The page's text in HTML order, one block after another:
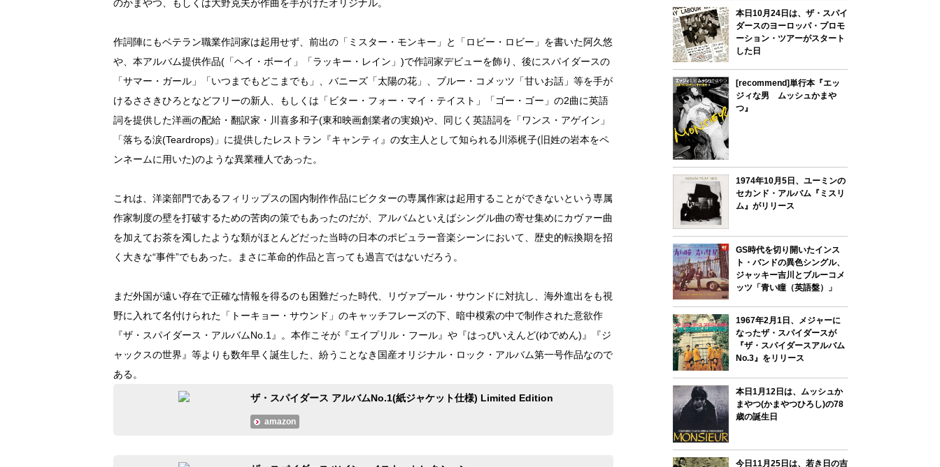
のかまやつ、もしくは大野克夫が作曲を手がけたオリジナル。
作詞陣にもベテラン職業作詞家は起用せず、前出の「ミスター・モンキー」と「ロビー・ロビー」を書いた阿久悠
や、本アルバム提供作品(「ヘイ・ボーイ」「ラッキー・レイン」)で作詞家デビューを飾り、後にスパイダースの
「サマー・ガール」「いつまでもどこまでも」、バニーズ「太陽の花」、ブルー・コメッツ「甘いお話」等を手が
けるささきひろとなどフリーの新人、もしくは「ビター・フォー・マイ・テイスト」「ゴー・ゴー」の2曲に英語
詞を提供した洋画の配給・翻訳家・川喜多和子(東和映画創業者の実娘)や、同じく英語詞を「ワンス・アゲイン」
「落ちる涙(Teardrops)」に提供したレストラン『キャンティ』の女主人として知られる川添梶子(旧姓の岩本をペ
ンネームに用いた)のような異業種人であった。
これは、洋楽部門であるフィリップスの国内制作作品にビクターの専属作家は起用することができないという専属
作家制度の壁を打破するための苦肉の策でもあったのだが、アルバムといえばシングル曲の寄せ集めにカヴァー曲
を加えてお茶を濁したような類がほとんどだった当時の日本のポピュラー音楽シーンにおいて、歴史的転換期を招
く大きな“事件”でもあった。まさに革命的作品と言っても過言ではないだろう。
まだ外国が遠い存在で正確な情報を得るのも困難だった時代、リヴァプール・サウンドに対抗し、海外進出をも視
野に入れて名付けられた「トーキョー・サウンド」のキャッチフレーズの下、暗中模索の中で制作された意欲作
『ザ・スパイダース・アルバムNo.1』。本作こそが『エイプリル・フール』や『はっぴいえんど(ゆでめん)』『ジ
ャックスの世界』等よりも数年早く誕生した、紛うことなき国産オリジナル・ロック・アルバム第一号作品なので
ある。
ザ・スパイダース アルバムNo.1(紙ジャケット仕様) Limited Edition
amazon
本日10月24日は、ザ・スパイ
ダースのヨーロッパ・プロモ
ーション・ツアーがスタート
した日
[recommend]単行本『エッ
ジィな男 ムッシュかまや
つ』
1974年10月5日、ユーミンの
セカンド・アルバム『ミスリ
ム』がリリース
GS時代を切り開いたインス
ト・バンドの異色シングル、
ジャッキー吉川とブルーコメ
ッツ「青い瞳（英語盤）」
1967年2月1日、メジャーに
なったザ・スパイダースが
『ザ・スパイダースアルバム
No.3』をリリース
本日1月12日は、ムッシュか
まやつ(かまやつひろし)の78
歳の誕生日
今日11月25日は、若き日の吉